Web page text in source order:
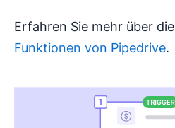
Erfahren Sie mehr über die
Funktionen von Pipedrive.